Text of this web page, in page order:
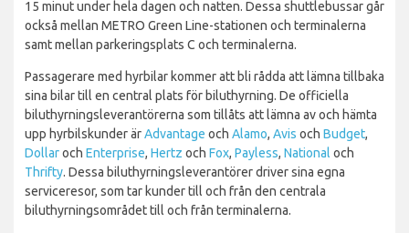
15 minut under hela dagen och natten. Dessa shuttlebussar går
också mellan METRO Green Line-stationen och terminalerna
samt mellan parkeringsplats C och terminalerna.
Passagerare med hyrbilar kommer att bli rådda att lämna tillbaka
sina bilar till en central plats för biluthyrning. De officiella
biluthyrningsleverantörerna som tillåts att lämna av och hämta
upp hyrbilskunder ärAdvantage och Alamo, Avis och Budget,
Dollaroch Enterprise, Hertz och Fox, Payless, National och
Thrifty. Dessa biluthyrningsleverantörer driver sina egna
serviceresor, som tar kunder till och från den centrala
biluthyrningsområdet till och från terminalerna.